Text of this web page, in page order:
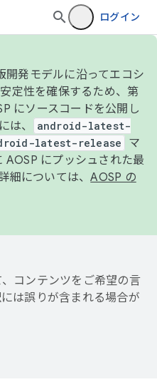
ログイン
開発モデルに沿ってエコシ
定性を確保するため、第
にソースコードを公開し
は、
android-latest-
latest-release
マ
AOSP にプッシュされた最
細については、AOSP の
コンテンツをご希望の言
は誤りが含まれる場合が